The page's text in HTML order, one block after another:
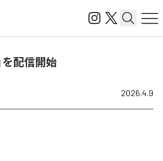
を配信開始
2026.4.9